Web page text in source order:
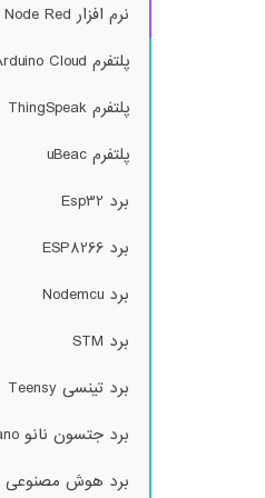
نرم افزار Node Red
پلتفرم Arduino Cloud
پلتفرم ThingSpeak
پلتفرم uBeac
برد Esp32
برد ESP8266
برد Nodemcu
برد STM
برد تینسی Teensy
برد جتسون نانو Jetson Nano
برد هوش مصنوعی Sipeed